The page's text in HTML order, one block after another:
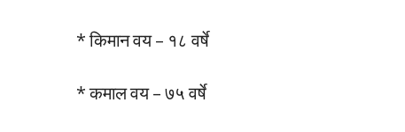
* किमान वय – १८ वर्षे
* कमाल वय – ७५ वर्षे